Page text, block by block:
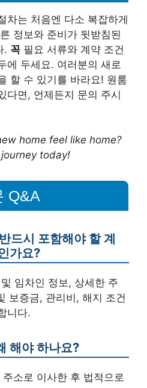
차는 처음엔 다소 복잡하게
정보와 준비가 뒷받침된
. 꼭 필요 서류와 계약 조건
에 두세요. 여러분의 새로
할 수 있기를 바라요! 원룸
다면, 언제든지 문의 주시
home feel like home?
today!
Q&A
드시 포함해야 할 계
가요?
임차인 정보, 상세한 주
보증금, 관리비, 해지 조건
니다.
해야 하나요?
소로 이사한 후 법적으로